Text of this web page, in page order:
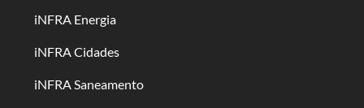
iNFRA Energia
iNFRA Cidades
iNFRA Saneamento